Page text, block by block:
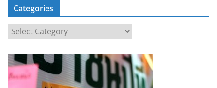
Categories
a
t
e
g